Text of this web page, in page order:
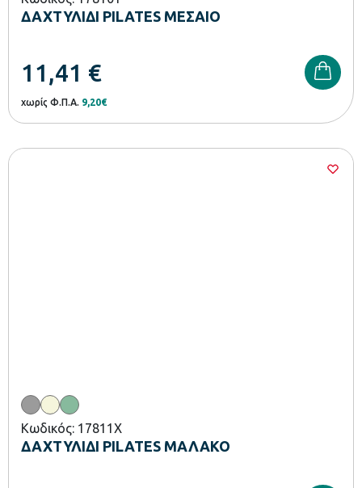
ΔΑΧΤΥΛΙΔΙ PILATES ΜΕΣΑΙΟ
11,41 €
χωρίς Φ.Π.Α. 9,20€
Κωδικός: 17811X
ΔΑΧΤΥΛΙΔΙ PILATES ΜΑΛΑΚΟ